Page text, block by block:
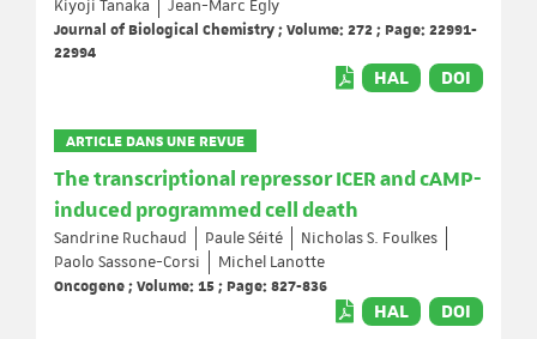
Kiyoji Tanaka
Jean-Marc Egly
Journal of Biological Chemistry ; Volume: 272 ; Page: 22991-
22994
HAL DOI
ARTICLE DANS UNE REVUE
The transcriptional repressor ICER and cAMP-
induced programmed cell death
Sandrine Ruchaud Paule Séité
Nicholas S. Foulkes
Paolo Sassone-Corsi
Michel Lanotte
Oncogene ; Volume: 15 ; Page: 827-836
HAL DOI